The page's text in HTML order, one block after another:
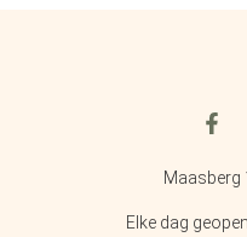
Maasberg
Elke dag